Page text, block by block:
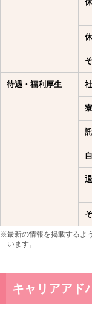
待遇・福利厚生
寮
※最新の情報を掲載するよ
います。
キャリアアド